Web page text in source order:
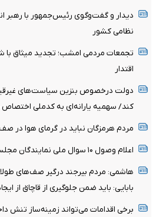
دیدار و گفت‌وگوی رئیس‌جمهور با رهبر
نظامی کشور
تجمعات مردمی امشب؛ تجدید میثاق با
اقتدار
دولت درخصوص بنزین سیاست‌های
کند/ سهمیه یارانه‌ای به کدملی اختصاص
مردم هرمزگان نباید در گرمای هوا در
اعلام وصول ۱۰ سوال ملی نمایندگان مجلس از وزرای دولت
هاشمی: مردم بیرجند درگیر صف‌های
بابایی: باید ضمن جلوگیری از قاچاق از
برخی اقدامات می‌تواند زمینه‌ساز تنش